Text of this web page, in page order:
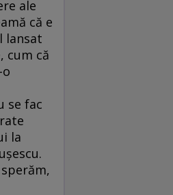
ale
că e
lansat
cum că
se fac
la